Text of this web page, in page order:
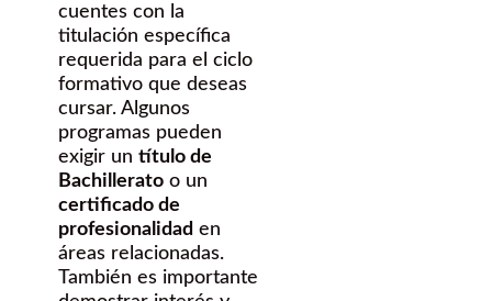
cuentes con la
titulación específica
requerida para el ciclo
formativo que deseas
cursar. Algunos
programas pueden
exigir un título de
Bachillerato o un
certificado de
profesionalidad en
áreas relacionadas.
También es importante